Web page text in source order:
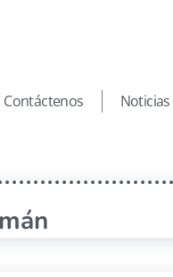
Contáctenos Noticias